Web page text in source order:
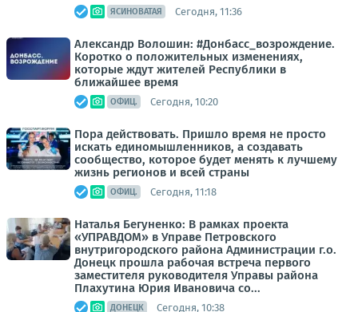
ЯСИНОВАТАЯ Сегодня, 11:36
Александр Волошин: #Донбасс_возрождение.
Коротко о положительных изменениях,
которые ждут жителей Республики в
ближайшее время
ОФИЦ. Сегодня, 10:20
Пора действовать. Пришло время не просто
искать единомышленников, а создавать
сообщество, которое будет менять к лучшему
жизнь регионов и всей страны
ОФИЦ. Сегодня, 11:18
Наталья Бегуненко: В рамках проекта
«УПРАВДОМ» в Управе Петровского
внутригородского района Администрации г.о.
Донецк прошла рабочая встреча первого
заместителя руководителя Управы района
Плахутина Юрия Ивановича со...
ДОНЕЦК Сегодня, 10:38